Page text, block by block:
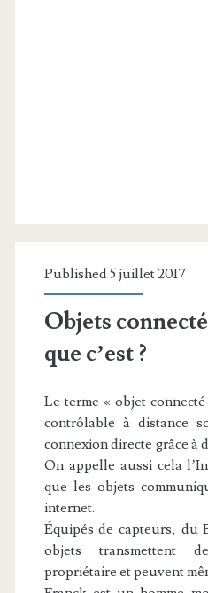
Published 5 juillet 2017
Objets
que c’est ?
Le terme « objet
contrôlable à distance
connexion directe grâce à
On appelle aussi cela
que les objets
internet.
Équipés de capteurs, du
objets transmettent
propriétaire et peuvent